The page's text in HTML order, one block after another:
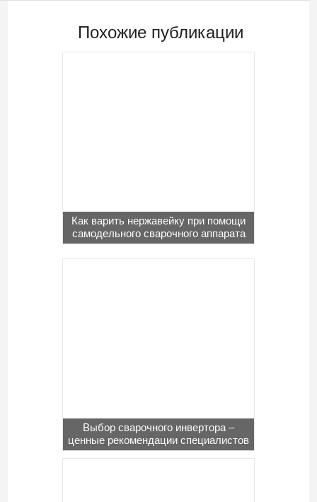
Похожие публикации
Как варить нержавейку при помощи
самодельного сварочного аппарата
Выбор сварочного инвертора –
ценные рекомендации специалистов